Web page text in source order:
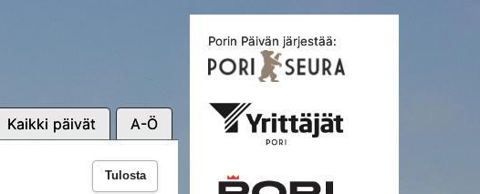
Kaikki päivät A-Ö
Tulosta
Porin Päivän järjestää: